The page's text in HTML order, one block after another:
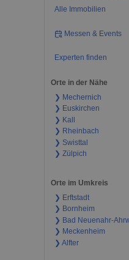
Alle Immobilien
Messen & Events
Experten finden
Orte in der Nähe
❯ Mechernich
❯ Euskirchen
❯ Kall
❯ Rheinbach
❯ Swisttal
❯ Zülpich
Orte im Umkreis
❯ Erftstadt
❯ Bornheim
❯ Bad Neuenahr-
❯ Meckenheim
❯ Alfter